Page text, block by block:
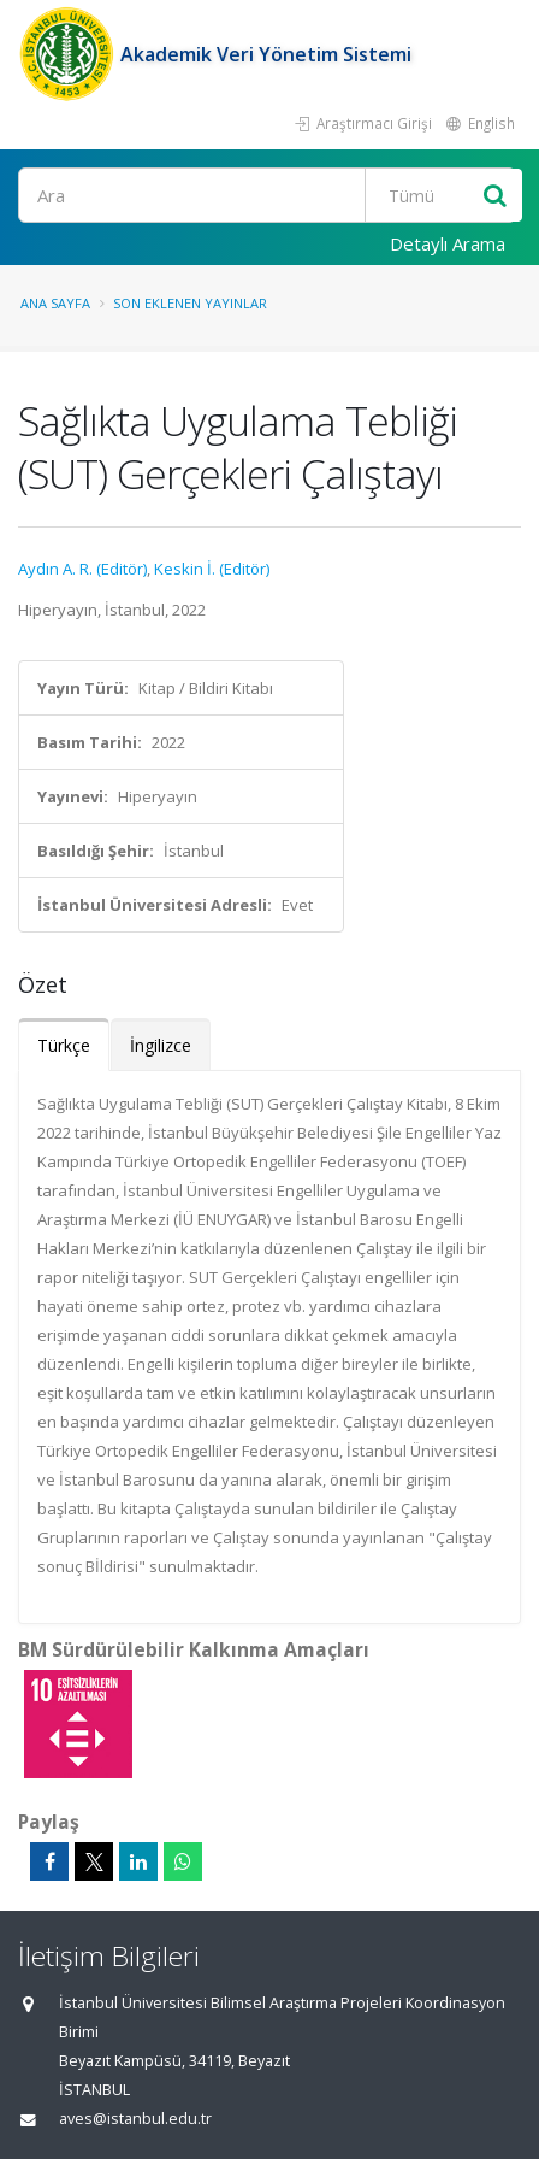
Akademik Veri Yönetim Sistemi
Araştırmacı Girişi English
Ara
Detaylı Arama
ANA SAYFA SON EKLENEN YAYINLAR
Sağlıkta Uygulama Tebliği
(SUT) Gerçekleri Çalıştayı
Aydın A. R. (Editör),Keskin İ. (Editör)
Hiperyayın, İstanbul, 2022
Yayın Türü: Kitap / Bildiri Kitabı
Basım Tarihi: 2022
Yayınevi: Hiperyayın
Basıldığı Şehir: İstanbul
İstanbul Üniversitesi Adresli: Evet
Özet
Türkçe İngilizce
Sağlıkta Uygulama Tebliği (SUT) Gerçekleri Çalıştay Kitabı, 8 Ekim
2022 tarihinde, İstanbul Büyükşehir Belediyesi Şile Engelliler Yaz
Kampında Türkiye Ortopedik Engelliler Federasyonu (TOEF)
tarafından, İstanbul Üniversitesi Engelliler Uygulama ve
Araştırma Merkezi (İÜ ENUYGAR) ve İstanbul Barosu Engelli
Hakları Merkezi’nin katkılarıyla düzenlenen Çalıştay ile ilgili bir
rapor niteliği taşıyor. SUT Gerçekleri Çalıştayı engelliler için
hayati öneme sahip ortez, protez vb. yardımcı cihazlara
erişimde yaşanan ciddi sorunlara dikkat çekmek amacıyla
düzenlendi. Engelli kişilerin topluma diğer bireyler ile birlikte,
eşit koşullarda tam ve etkin katılımını kolaylaştıracak unsurların
en başında yardımcı cihazlar gelmektedir. Çalıştayı düzenleyen
Türkiye Ortopedik Engelliler Federasyonu, İstanbul Üniversitesi
ve İstanbul Barosunu da yanına alarak, önemli bir girişim
başlattı. Bu kitapta Çalıştayda sunulan bildiriler ile Çalıştay
Gruplarının raporları ve Çalıştay sonunda yayınlanan "Çalıştay
sonuç Bİldirisi" sunulmaktadır.
BM Sürdürülebilir Kalkınma Amaçları
Paylaş
İletişim Bilgileri
İstanbul Üniversitesi Bilimsel Araştırma Projeleri Koordinasyon
Birimi
Beyazıt Kampüsü, 34119, Beyazıt
İSTANBUL
aves@istanbul.edu.tr